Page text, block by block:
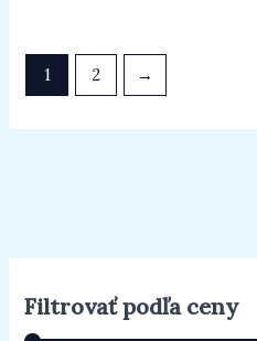
Filtrovať podľa ceny
1 2 →